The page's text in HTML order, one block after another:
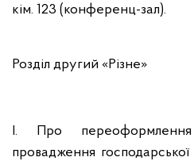
кім. 123 (конференц-зал).
Розділ другий «Різне»
І. Про
провадження господарської